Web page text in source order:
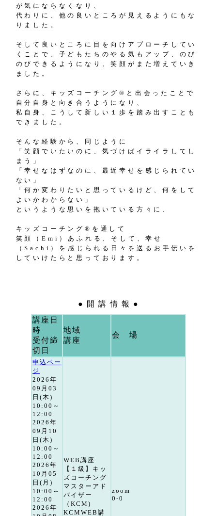
が気にならなくなり、
代わりに、他の良いところが見えるようにもな
りました。
そして良いところに目を向けアプローチしてい
くことで、子どもたちのやる気もアップ、のび
のびできるようになり、笑顔がまた増えていき
ました。
さらに、キッズコーチング®と出会ったことで
自分自身と向き合うようになり、
私自身、こうして新しい１歩を踏み出すことも
できました。
そんな経験から、同じように
「笑顔でいたいのに、気づけばイライラしてし
まう」
「幸せなはずなのに、最近幸せを感じられてい
ない」
「何か変わりたいと思っているけど、何をして
よいかわからない」
というような思いを抱いている方々に、
キッズコーチング®を通して
笑顔（Emi）あふれる、そして、幸せ
（Sachi）を感じられる日々を送るお手伝いを
していけたらと思っております。
● 開 講 情 報 ●
講座日
時
受付締
切日
地域
講座
会 場
申込ペー
ジ
2026年
09月03
日(木)
10:00～
12:00
2026年
09月10
日(木)
10:00～
12:00
2026年
10月05
日(月)
10:00～
12:00
2026年
WEB講座
【１級】キッ
ズコーチング
マスターアド
バイザー
（KCM)
KCMWEB講
zoom
0-0